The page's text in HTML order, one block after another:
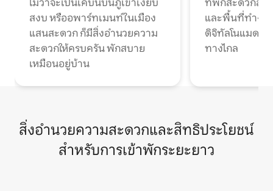
ไม่ว่าจะเป็นเคบินบนภูเขาเงียบ
สงบ หรืออพาร์ทเมนท์ในเมือง
แสนสะดวก ก็มีสิ่งอำนวยความ
สะดวกให้ครบครัน พักสบาย
เหมือนอยู่บ้าน
ที่พักสะดวกสบ
และพื้นที่ทำงา
ดิจิทัลโนแมดแ
ทางไกล
สิ่งอำนวยความสะดวกและสิทธิประโยชน์
สำหรับการเข้าพักระยะยาว